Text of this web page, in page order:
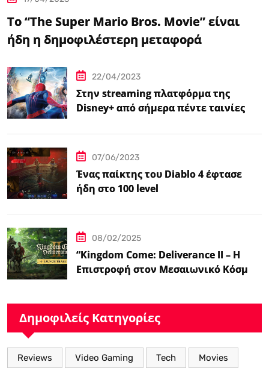
Το “The Super Mario Bros. Movie” είναι
ήδη η δημοφιλέστερη μεταφορά
22/04/2023
Στην streaming πλατφόρμα της
Disney+ από σήμερα πέντε ταινίες
07/06/2023
Ένας παίκτης του Diablo 4 έφτασε
ήδη στο 100 level
08/02/2025
“Kingdom Come: Deliverance II – Η
Επιστροφή στον Μεσαιωνικό Κόσμο
Δημοφιλείς Κατηγορίες
Reviews Video Gaming Tech Movies